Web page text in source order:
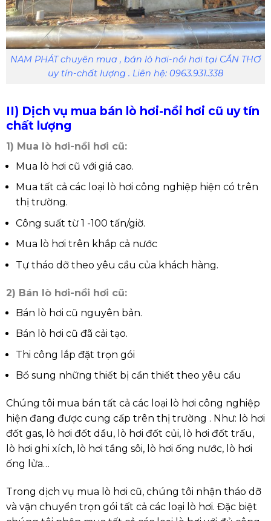
NAM PHÁT chuyên mua , bán lò hơi-nồi hơi tại CẦN THƠ
uy tín-chất lượng . Liên hệ: 0963.931.338
II) Dịch vụ mua bán lò hơi-nồi hơi cũ uy tín
chất lượng
1) Mua lò hơi-nồi hơi cũ:
Mua lò hơi cũ với giá cao.
Mua tất cả các loại lò hơi công nghiệp hiện có trên
thị trường.
Công suất từ 1 -100 tấn/giờ.
Mua lò hơi trên khắp cả nước
Tự tháo dỡ theo yêu cầu của khách hàng.
2) Bán lò hơi-nồi hơi cũ:
Bán lò hơi cũ nguyên bản.
Bán lò hơi cũ đã cải tạo.
Thi công lắp đặt trọn gói
Bổ sung những thiết bị cần thiết theo yêu cầu
Chúng tôi mua bán tất cả các loại lò hơi công nghiệp
hiện đang được cung cấp trên thị trường . Như: lò hơi
đốt gas, lò hơi đốt dầu, lò hơi đốt củi, lò hơi đốt trấu,
lò hơi ghi xích, lò hơi tầng sôi, lò hơi ống nước, lò hơi
ống lửa…
Trong dịch vụ mua lò hơi cũ, chúng tôi nhận tháo dỡ
và vận chuyển trọn gói tất cả các loại lò hơi. Đặc biệt